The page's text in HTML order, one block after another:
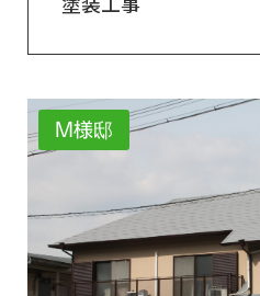
M様邸